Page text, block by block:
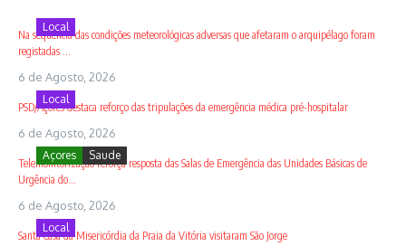
Local
Na sequência das condições meteorológicas adversas que afetaram o arquipélago foram
registadas ...
6 de Agosto, 2026
Local
PSD/Açores destaca reforço das tripulações da emergência médica pré-hospitalar
6 de Agosto, 2026
Açores Saude
Telemonitorização reforça resposta das Salas de Emergência das Unidades Básicas de
Urgência do...
6 de Agosto, 2026
Local
Santa Casa da Misericórdia da Praia da Vitória visitaram São Jorge